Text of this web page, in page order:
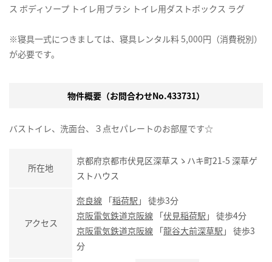
ス ボディソープ トイレ用ブラシ トイレ用ダストボックス ラグ
※寝具一式につきましては、寝具レンタル料 5,000円（消費税別）
が必要です。
物件概要（お問合わせNo.433731）
バストイレ、洗面台、３点セパレートのお部屋です☆
所在地
京都府京都市伏見区深草スゝハキ町21-5 深草ゲ
ストハウス
アクセス
奈良線 「稲荷駅 」 徒歩3分
京阪電気鉄道京阪線 「伏見稲荷駅 」 徒歩4分
京阪電気鉄道京阪線 「龍谷大前深草駅 」 徒歩3
分